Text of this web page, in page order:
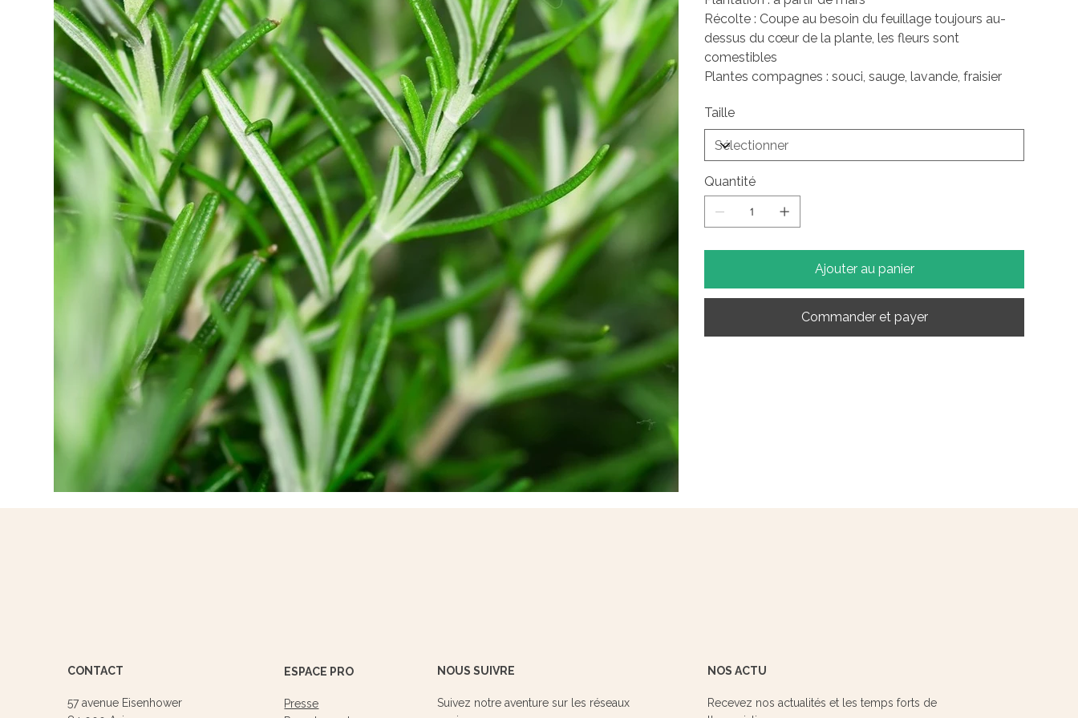
Récolte : Coupe au besoin du feuillage toujours au-
dessus du cœur de la plante, les fleurs sont
comestibles
Plantes compagnes : souci, sauge, lavande, fraisier
Taille
Quantité
Ajouter au panier
Commander et payer
CONTACT
57 avenue Eisenhower
ESPACE PRO
Presse
NOUS SUIVRE
Suivez notre aventure sur les réseaux
NOS ACTU
Recevez nos actualités et les temps forts de